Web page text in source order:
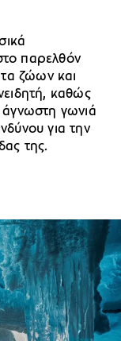
παρελθόν
ζώων και
καθώς
άγνωστη γωνιά
για την
της.